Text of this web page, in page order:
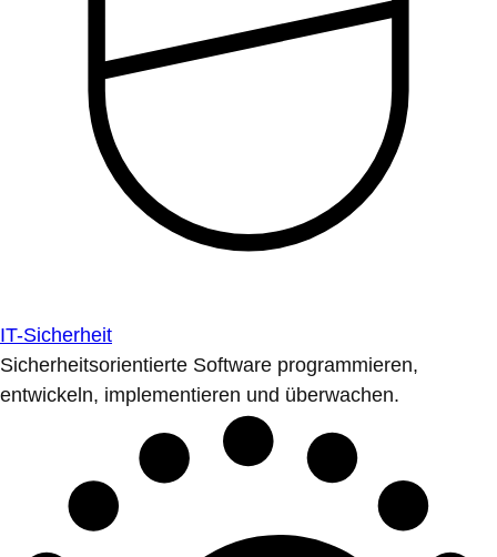
IT-Sicherheit
Sicherheitsorientierte Software programmieren,
entwickeln, implementieren und überwachen.